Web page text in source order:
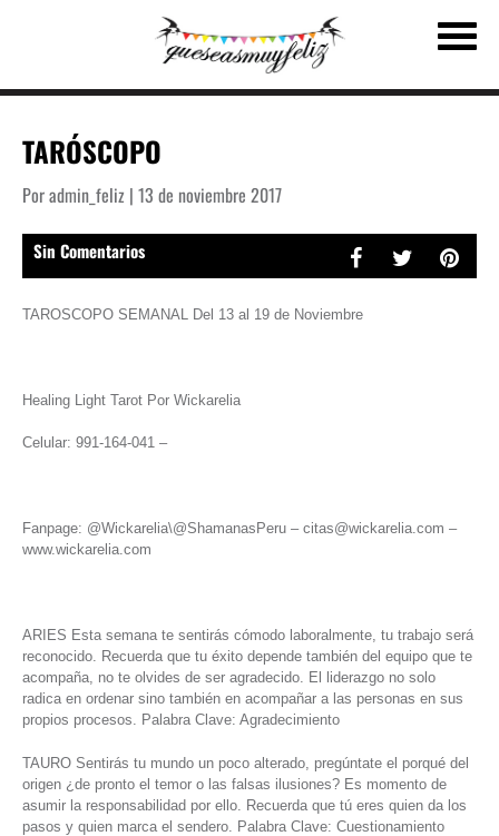
TARÓSCOPO
Por admin_feliz | 13 de noviembre 2017
Sin Comentarios
TAROSCOPO SEMANAL Del 13 al 19 de Noviembre
Healing Light Tarot Por Wickarelia
Celular: 991-164-041 –
Fanpage: @Wickarelia\@ShamanasPeru – citas@wickarelia.com –
www.wickarelia.com
ARIES Esta semana te sentirás cómodo laboralmente, tu trabajo será
reconocido. Recuerda que tu éxito depende también del equipo que te
acompaña, no te olvides de ser agradecido. El liderazgo no solo
radica en ordenar sino también en acompañar a las personas en sus
propios procesos. Palabra Clave: Agradecimiento
TAURO Sentirás tu mundo un poco alterado, pregúntate el porqué del
origen ¿de pronto el temor o las falsas ilusiones? Es momento de
asumir la responsabilidad por ello. Recuerda que tú eres quien da los
pasos y quien marca el sendero. Palabra Clave: Cuestionamiento